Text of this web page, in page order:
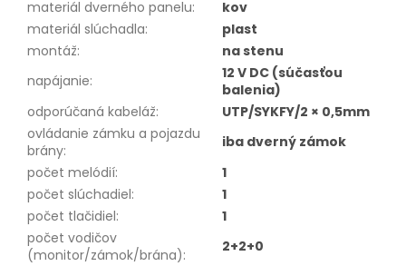
materiál dverného panelu:
kov
materiál slúchadla:
plast
montáž:
na stenu
napájanie:
12 V DC (súčasťou
balenia)
odporúčaná kabeláž:
UTP/SYKFY/2 × 0,5mm
ovládanie zámku a pojazdu
brány:
iba dverný zámok
počet melódií:
1
počet slúchadiel:
1
počet tlačidiel:
1
počet vodičov
(monitor/zámok/brána):
2+2+0